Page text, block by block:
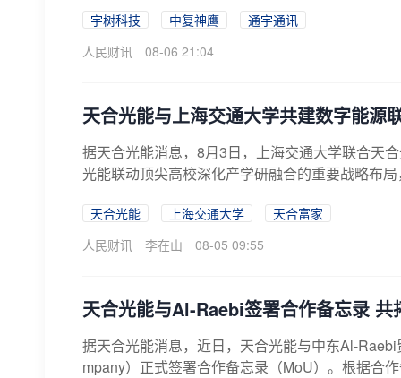
宇树科技 中复神鹰
通宇通讯
人民财讯
08-06 21:04
天合光能与上海交通大学共建数字能源
据天合光能消息，8月3日，上海交通大学联合天
光能联动顶尖高校深化产学研融合的重要战略布
天合光能 上海交通大学
天合富家
人民财讯
李在山 08-05 09:55
天合光能与Al-Raebi签署合作备忘录 共
据天合光能消息，近日，天合光能与中东Al-
mpany）正式签署合作备忘录（MoU）。根据合